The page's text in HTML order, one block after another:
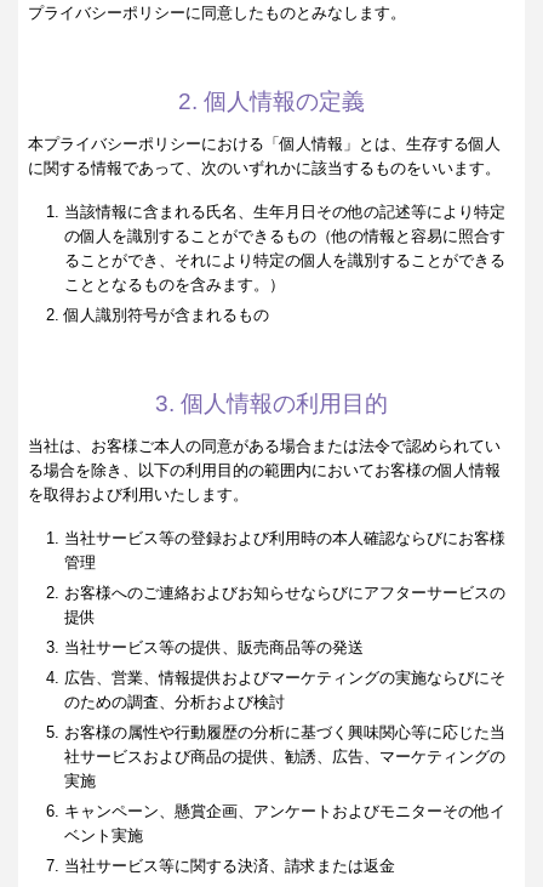
プライバシーポリシーに同意したものとみなします。
2. 個人情報の定義
本プライバシーポリシーにおける「個人情報」とは、生存する個人
に関する情報であって、次のいずれかに該当するものをいいます。
当該情報に含まれる氏名、生年月日その他の記述等により特定
の個人を識別することができるもの（他の情報と容易に照合す
ることができ、それにより特定の個人を識別することができる
こととなるものを含みます。）
個人識別符号が含まれるもの
3. 個人情報の利用目的
当社は、お客様ご本人の同意がある場合または法令で認められてい
る場合を除き、以下の利用目的の範囲内においてお客様の個人情報
を取得および利用いたします。
当社サービス等の登録および利用時の本人確認ならびにお客様
管理
お客様へのご連絡およびお知らせならびにアフターサービスの
提供
当社サービス等の提供、販売商品等の発送
広告、営業、情報提供およびマーケティングの実施ならびにそ
のための調査、分析および検討
お客様の属性や行動履歴の分析に基づく興味関心等に応じた当
社サービスおよび商品の提供、勧誘、広告、マーケティングの
実施
キャンペーン、懸賞企画、アンケートおよびモニターその他イ
ベント実施
当社サービス等に関する決済、請求または返金